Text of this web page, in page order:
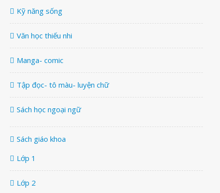
Kỹ năng sống
Văn học thiếu nhi
Manga- comic
Tập đọc- tô màu- luyện chữ
Sách học ngoại ngữ
Sách giáo khoa
Lớp 1
Lớp 2